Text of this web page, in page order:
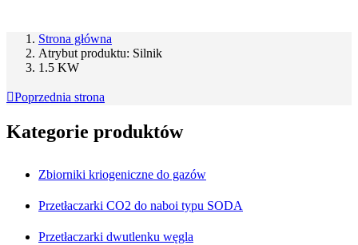
Strona główna
Atrybut produktu: Silnik
1.5 KW
Poprzednia strona
Kategorie produktów
Zbiorniki kriogeniczne do gazów
Przetłaczarki CO2 do naboi typu SODA
Przetłaczarki dwutlenku węgla